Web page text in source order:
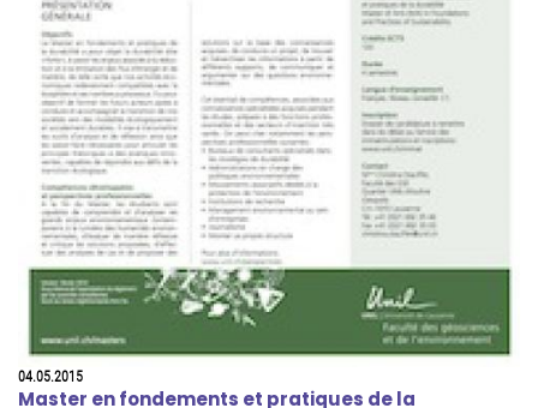
04.05.2015
Master en fondements et pratiques de la